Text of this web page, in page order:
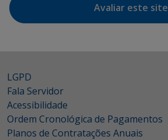
Avaliar este site
LGPD
Fala Servidor
Acessibilidade
Ordem Cronológica de Pagamentos
Planos de Contratações Anuais